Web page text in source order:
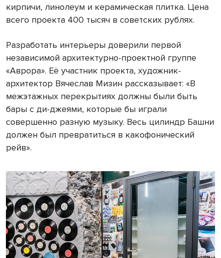
кирпичи, линолеум и керамическая плитка. Цена
всего проекта 400 тысяч в советских рублях.
Разработать интерьеры доверили первой
независимой архитектурно-проектной группе
«Аврора». Её участник проекта, художник-
архитектор Вячеслав Мизин рассказывает: «В
межэтажных перекрытиях должны были быть
бары с ди-джеями, которые бы играли
совершенно разную музыку. Весь цилиндр Башни
должен был превратиться в какофонический
рейв».